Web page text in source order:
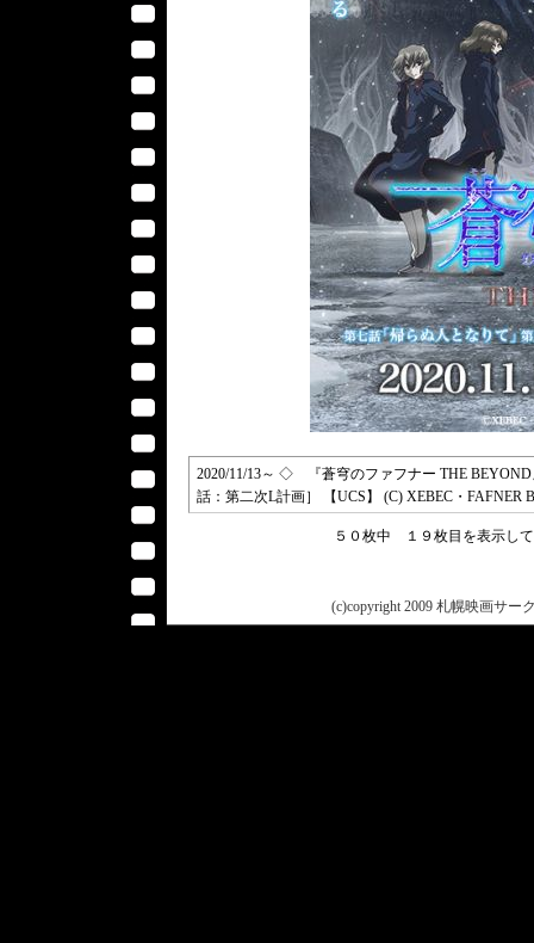
2020/11/13～ ◇ 『蒼穹のファフナー THE
話：第二次L計画］ 【UCS】 (C) XEBEC・FAFNER
５０枚中 １９枚目を表示し
(c)copyright 2009 札幌映画サー